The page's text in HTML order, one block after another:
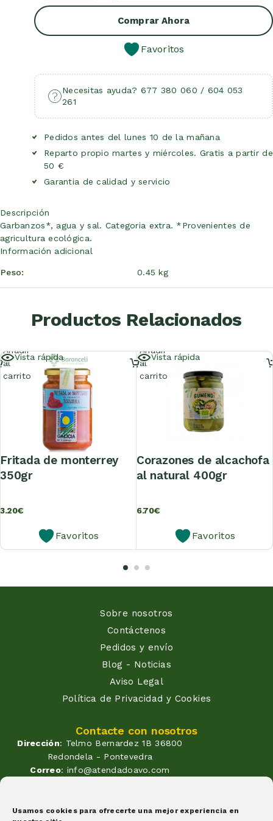
Usamos cookies para ofrecerte una mejor experiencia en
Comprar Ahora
Favoritos
Necesitas ayuda? 677 380 060 / 604 053
261
Pedidos antes del lunes 10 de la mañana
Reparto propio martes y miércoles. Gratis a partir de
50 €
Garantia de calidad y servicio
Descripción
Garbanzos*, agua y sal. Categoria extra. *Provenientes de
agricultura ecológica.
Información adicional
Peso 0.45 kg
Productos Relacionados
Vista rápida
fritada de monterrey
350gr
3.20€
Favoritos
Añadir
al
carrito
Vista rápida
corazones de alcachofa
al natural 400gr
6.70€
Favoritos
Añadir
al
carrito
Sobre nosotros
Contáctenos
Pedidos y envío
Blog - Noticias
Aviso Legal
Política de Privacidad y Cookies
Contacte con nosotros
Dirección: Telmo Bernardez 1B 36800
Redondela - Pontevedra
Correo: info@atendadoavo.com
Horario: Lunes a Viernes de